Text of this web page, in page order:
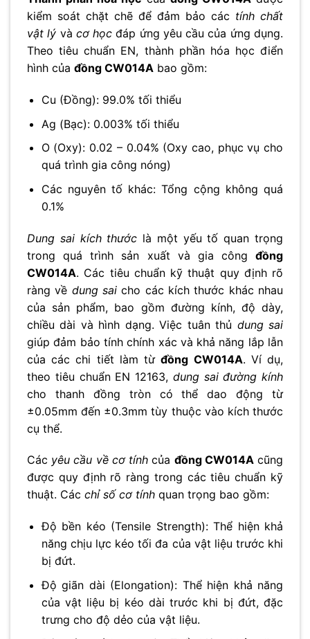
kiểm soát chặt chẽ để đảm bảo các tính chất
vật lý và cơ học đáp ứng yêu cầu của ứng dụng.
Theo tiêu chuẩn EN, thành phần hóa học điển
hình của đồng CW014A bao gồm:
Cu (Đồng): 99.0% tối thiểu
Ag (Bạc): 0.003% tối thiểu
O (Oxy): 0.02 – 0.04% (Oxy cao, phục vụ cho
quá trình gia công nóng)
Các nguyên tố khác: Tổng cộng không quá
0.1%
Dung sai kích thước là một yếu tố quan trọng
trong quá trình sản xuất và gia công đồng
CW014A. Các tiêu chuẩn kỹ thuật quy định rõ
ràng về dung sai cho các kích thước khác nhau
của sản phẩm, bao gồm đường kính, độ dày,
chiều dài và hình dạng. Việc tuân thủ dung sai
giúp đảm bảo tính chính xác và khả năng lắp lẫn
của các chi tiết làm từđồng CW014A. Ví dụ,
theo tiêu chuẩn EN 12163, dung sai đường kính
cho thanh đồng tròn có thể dao động từ
±0.05mm đến ±0.3mm tùy thuộc vào kích thước
cụ thể.
Các yêu cầu về cơ tính của đồng CW014Acũng
được quy định rõ ràng trong các tiêu chuẩn kỹ
thuật. Các chỉ số cơ tính quan trọng bao gồm:
Độ bền kéo (Tensile Strength): Thể hiện khả
năng chịu lực kéo tối đa của vật liệu trước khi
bị đứt.
Độ giãn dài (Elongation): Thể hiện khả năng
của vật liệu bị kéo dài trước khi bị đứt, đặc
trưng cho độ dẻo của vật liệu.